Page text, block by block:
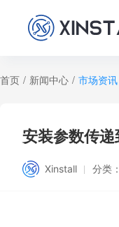
首页 / 新闻中心 / 市场资讯
安装参数传
Xinstall 分类：